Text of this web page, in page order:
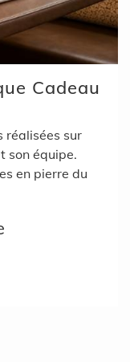
Cadeau
réalisées sur
son équipe.
en pierre du